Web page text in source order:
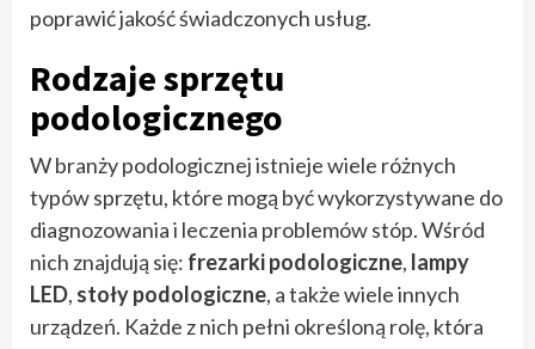
poprawić jakość świadczonych usług.
Rodzaje sprzętu
podologicznego
W branży podologicznej istnieje wiele różnych
typów sprzętu, które mogą być wykorzystywane do
diagnozowania i leczenia problemów stóp. Wśród
nich znajdują się: frezarki podologiczne, lampy
LED, stoły podologiczne, a także wiele innych
urządzeń. Każde z nich pełni określoną rolę, która